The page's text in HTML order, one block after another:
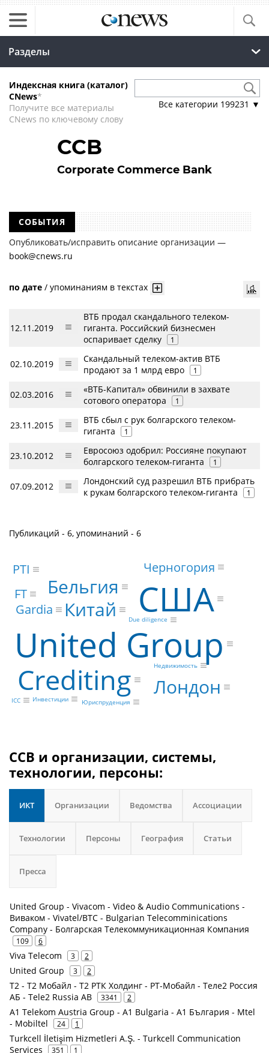
Разделы
Индексная книга (каталог)
CNews*
Получите все материалы
CNews по ключевому слову
Все категории 199231 ▼
CCB
Corporate Commerce Bank
СОБЫТИЯ
Опубликовать/исправить описание организации —
book@cnews.ru
по дате / упоминаниям в текстах
12.11.2019
ВТБ продал скандального телеком-
гиганта. Российский бизнесмен
оспаривает сделку
1
02.10.2019
Скандальный телеком-актив ВТБ
продают за 1 млрд евро
1
02.03.2016
«ВТБ-Капитал» обвинили в захвате
сотового оператора
1
23.11.2015
ВТБ сбыл с рук болгарского телеком-
гиганта
1
23.10.2012
Евросоюз одобрил: Россияне покупают
болгарского телеком-гиганта
1
07.09.2012
Лондонский суд разрешил ВТБ прибрать
к рукам болгарского телеком-гиганта
1
Публикаций - 6, упоминаний - 6
United Group
США
Сrediting
Китай
Лондон
Бельгия
Gardia
Черногория
PTI
FT
ICC
Due diligence
Недвижимость
Инвестиции Юриспруденция
CCB и организации, системы,
технологии, персоны:
ИКТ Организации Ведомства Ассоциации
Технологии Персоны География Статьи
Пресса
United Group - Vivacom - Video & Audio Communications -
Виваком - Vivatel/BTC - Bulgarian Telecomminications
Company - Болгарская Телекоммуникационная Компания
109 6
Viva Telecom 3 2
United Group 3 2
Т2 - Т2 Мобайл - Т2 РТК Холдинг - РТ-Мобайл - Теле2 Россия
АБ - Tele2 Russia AB
3341 2
A1 Telekom Austria Group - A1 Bulgaria - А1 България - Mtel
- Mobiltel
24 1
Turkcell İletişim Hizmetleri A.Ş. - Turkcell Communication
Services
351 1